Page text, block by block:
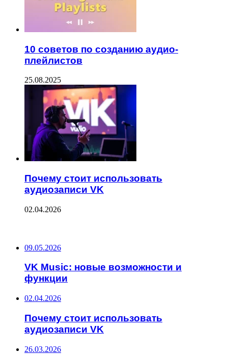
10 советов по созданию аудио-
плейлистов
25.08.2025
Почему стоит использовать
аудиозаписи VK
02.04.2026
09.05.2026
VK Music: новые возможности и
функции
02.04.2026
Почему стоит использовать
аудиозаписи VK
26.03.2026